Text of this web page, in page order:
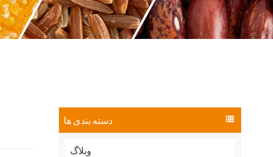
Indonesia
Tiếng việt
دسته بندی ها
وبلاگ